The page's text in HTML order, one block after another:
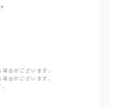
合がございます。
合がございます。